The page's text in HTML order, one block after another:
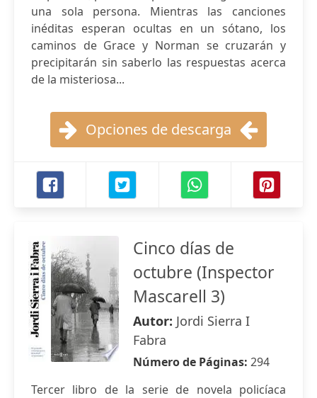
una sola persona. Mientras las canciones
inéditas esperan ocultas en un sótano, los
caminos de Grace y Norman se cruzarán y
precipitarán sin saberlo las respuestas acerca
de la misteriosa...
Opciones de descarga
Cinco días de
octubre (Inspector
Mascarell 3)
Autor: Jordi Sierra I
Fabra
Número de Páginas: 294
Tercer libro de la serie de novela policíaca